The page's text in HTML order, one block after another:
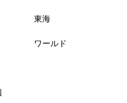
東海
ワールド